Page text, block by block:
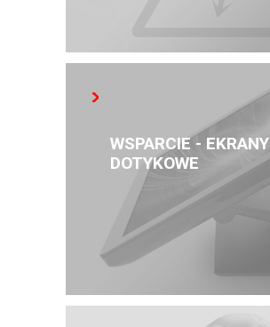
WSPARCIE - EKRANY
DOTYKOWE